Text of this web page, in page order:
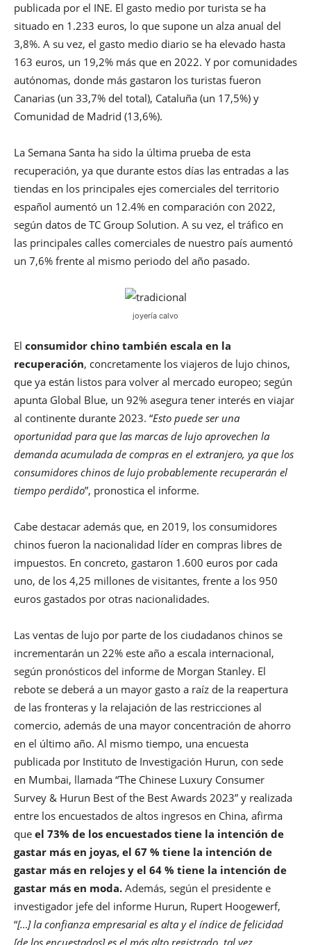
publicada por el INE. El gasto medio por turista se ha
situado en 1.233 euros, lo que supone un alza anual del
3,8%. A su vez, el gasto medio diario se ha elevado hasta
163 euros, un 19,2% más que en 2022. Y por comunidades
autónomas, donde más gastaron los turistas fueron
Canarias (un 33,7% del total), Cataluña (un 17,5%) y
Comunidad de Madrid (13,6%).
La Semana Santa ha sido la última prueba de esta
recuperación, ya que durante estos días las entradas a las
tiendas en los principales ejes comerciales del territorio
español aumentó un 12.4% en comparación con 2022,
según datos de TC Group Solution. A su vez, el tráfico en
las principales calles comerciales de nuestro país aumentó
un 7,6% frente al mismo periodo del año pasado.
joyería calvo
El consumidor chino también escala en la
recuperación, concretamente los viajeros de lujo chinos,
que ya están listos para volver al mercado europeo; según
apunta Global Blue, un 92% asegura tener interés en viajar
al continente durante 2023. “Esto puede ser una
oportunidad para que las marcas de lujo aprovechen la
demanda acumulada de compras en el extranjero, ya que los
consumidores chinos de lujo probablemente recuperarán el
tiempo perdido”, pronostica el informe.
Cabe destacar además que, en 2019, los consumidores
chinos fueron la nacionalidad líder en compras libres de
impuestos. En concreto, gastaron 1.600 euros por cada
uno, de los 4,25 millones de visitantes, frente a los 950
euros gastados por otras nacionalidades.
Las ventas de lujo por parte de los ciudadanos chinos se
incrementarán un 22% este año a escala internacional,
según pronósticos del informe de Morgan Stanley. El
rebote se deberá a un mayor gasto a raíz de la reapertura
de las fronteras y la relajación de las restricciones al
comercio, además de una mayor concentración de ahorro
en el último año. Al mismo tiempo, una encuesta
publicada por Instituto de Investigación Hurun, con sede
en Mumbai, llamada “The Chinese Luxury Consumer
Survey & Hurun Best of the Best Awards 2023” y realizada
entre los encuestados de altos ingresos en China, afirma
que el 73% de los encuestados tiene la intención de
gastar más en joyas, el 67 % tiene la intención de
gastar más en relojes y el 64 % tiene la intención de
gastar más en moda. Además, según el presidente e
investigador jefe del informe Hurun, Rupert Hoogewerf,
“[…] la confianza empresarial es alta y el índice de felicidad